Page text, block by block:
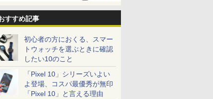
すすめ記事
初心者の方におくる、スマー
トウォッチを選ぶときに確認
したい10のこと
「Pixel 10」シリーズいよい
よ登場、コスパ最優秀が無印
「Pixel 10」と言える理由